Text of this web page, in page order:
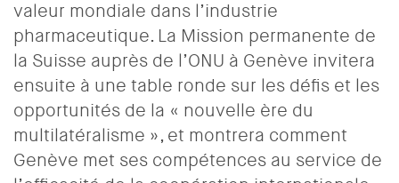
valeur mondiale dans l’industrie
pharmaceutique. La Mission permanente de
la Suisse auprès de l’ONU à Genève invitera
ensuite à une table ronde sur les défis et les
opportunités de la « nouvelle ère du
multilatéralisme », et montrera comment
Genève met ses compétences au service de